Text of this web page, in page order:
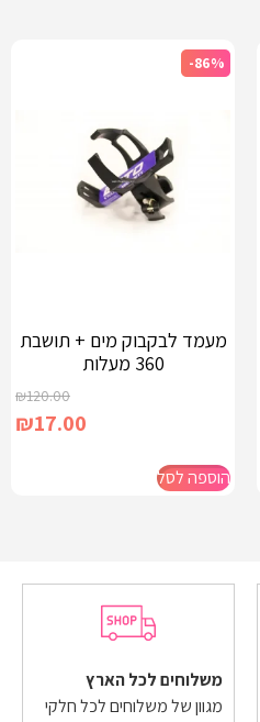
-86%
מעמד לבקבוק מים + תושבת
360 מעלות
₪120.00
₪17.00
הוספה לסל
משלוחים לכל הארץ
מגוון של משלוחים לכל חלקי